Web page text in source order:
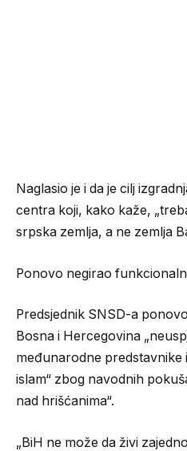
Naglasio je i da je cilj
centra koji, kako kaže,
srpska zemlja, a ne zemlja
Ponovo negirao
Predsjednik SNSD-a
Bosna i Hercegovina
međunarodne predstavnike
islam“ zbog navodnih
nad hrišćanima“.
„BiH ne može da živi